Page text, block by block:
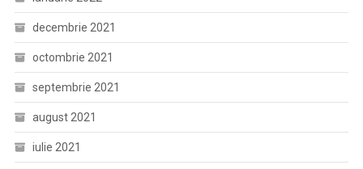
decembrie 2021
octombrie 2021
septembrie 2021
august 2021
iulie 2021